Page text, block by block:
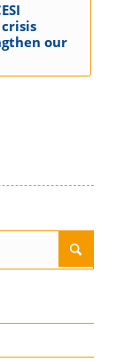
our